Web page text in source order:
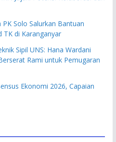
Solo Salurkan Bantuan
TK di Karanganyar
Sipil UNS: Hana Wardani
Rami untuk Pemugaran
Ekonomi 2026, Capaian